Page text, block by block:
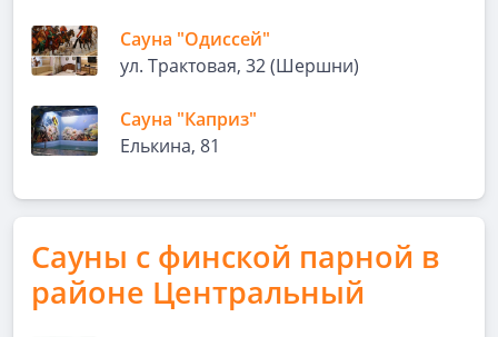
Сауна "Одиссей"
ул. Трактовая, 32 (Шершни)
Сауна "Каприз"
Елькина, 81
Сауны с финской парной в
районе Центральный